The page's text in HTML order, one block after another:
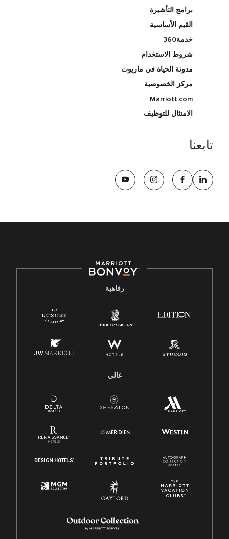
برامج التأشيرة
القيم الأساسية
خدمة360
شروط الاستخدام
مدونة الحياة في ماريوت
مركز الخصوصية
Marriott.com
الامتثال للتوظيف
تابعنا
رفاهية
غالي